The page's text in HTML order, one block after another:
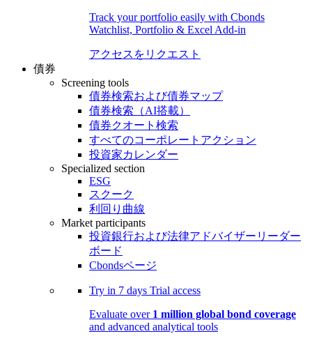
Track your portfolio easily with Cbonds
Watchlist, Portfolio & Excel Add-in
アクセスをリクエスト
債券
Screening tools
債券検索および債券マップ
債券検索（AI搭載）
債券クオート検索
すべてのコーポレートアクション
投資家カレンダー
Specialized section
ESG
スクーク
利回り曲線
Market participants
投資銀行および法律アドバイザーリーダー
ボード
Cbondsページ
Try in 7 days Trial access
Evaluate over 1 million global bond coverage
and advanced analytical tools